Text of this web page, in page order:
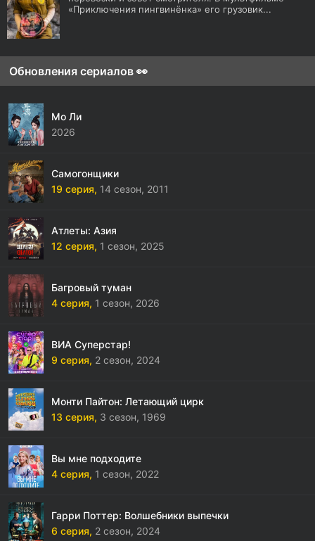
«Приключения пингвинёнка» его грузовик...
Обновления сериалов 👀
Мо Ли
2026
Самогонщики
19 серия, 14 сезон, 2011
Атлеты: Азия
12 серия, 1 сезон, 2025
Багровый туман
4 серия, 1 сезон, 2026
ВИА Суперстар!
9 серия, 2 сезон, 2024
Монти Пайтон: Летающий цирк
13 серия, 3 сезон, 1969
Вы мне подходите
4 серия, 1 сезон, 2022
Гарри Поттер: Волшебники выпечки
6 серия, 2 сезон, 2024